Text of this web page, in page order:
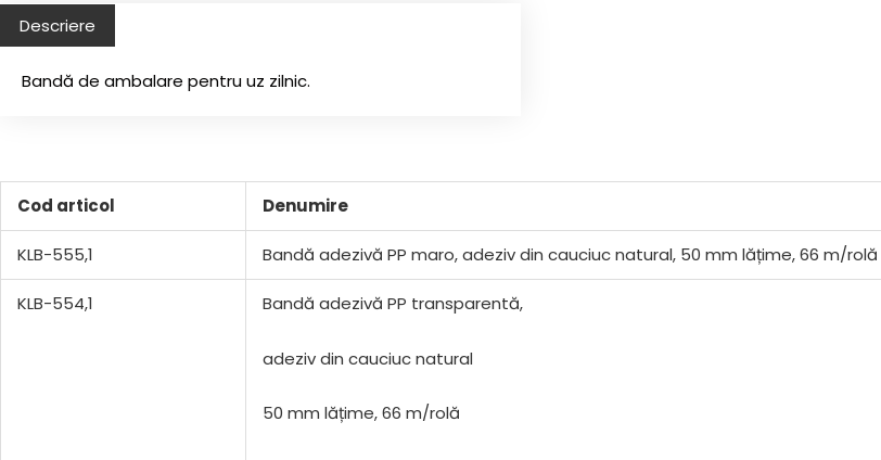
Descriere
Bandă de ambalare pentru uz zilnic.
Cod articol Denumire
KLB-555,1 Bandă adezivă PP maro, adeziv din cauciuc natural, 50 mm lățime, 66 m/rolă
KLB-554,1 Bandă adezivă PP transparentă,
adeziv din cauciuc natural
50 mm lățime, 66 m/rolă